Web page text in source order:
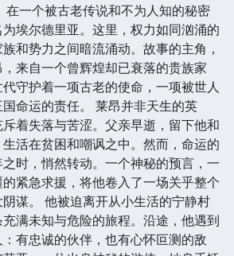
在一个被古老传说和不为人知的秘密
埃尔德里亚。这里，权力如同汹涌的
和势力之间暗流涌动。故事的主角，
来自一个曾辉煌却已衰落的贵族家
守护着一项古老的使命，一项被世人
命运的责任。 莱昂并非天生的英
着失落与苦涩。父亲早逝，留下他和
活在贫困和嘲讽之中。然而，命运的
时，悄然转动。一个神秘的预言，一
紧急求援，将他卷入了一场关乎整个
谋。 他被迫离开从小生活的宁静村
满未知与危险的旅程。沿途，他遇到
有忠诚的伙伴，也有心怀叵测的敌